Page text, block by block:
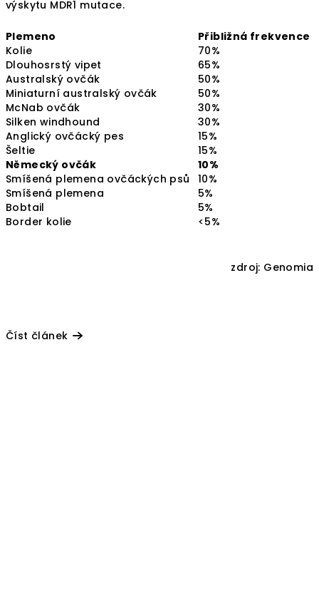
výskytu MDR1 mutace.
Plemeno
Přibližná frekvence
Kolie
70%
Dlouhosrstý vipet
65%
Australský ovčák
50%
Miniaturní australský ovčák
50%
McNab ovčák
30%
Silken windhound
30%
Anglický ovčácký pes
15%
Šeltie
15%
Německý ovčák
10%
Smíšená plemena ovčáckých psů
10%
Smíšená plemena
5%
Bobtail
5%
Border kolie
<5%
zdroj: Genomia
Číst článek